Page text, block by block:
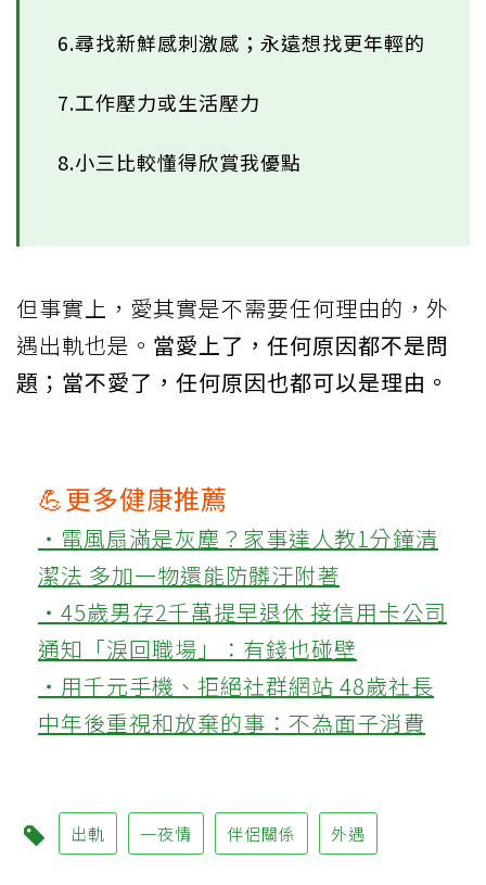
6.尋找新鮮感刺激感；永遠想找更年輕的
7.工作壓力或生活壓力
8.小三比較懂得欣賞我優點
但事實上，愛其實是不需要任何理由的，外
遇出軌也是。 當愛上了，任何原因都不是問
題；當不愛了，任何原因也都可以是理由。
💪更多健康推薦
‧電風扇滿是灰塵？家事達人教1分鐘清
潔法 多加一物還能防髒汙附著
‧45歲男存2千萬提早退休 接信用卡公司
通知「淚回職場」：有錢也碰壁
‧用千元手機、拒絕社群網站 48歲社長
中年後重視和放棄的事：不為面子消費
出軌 一夜情 伴侶關係 外遇